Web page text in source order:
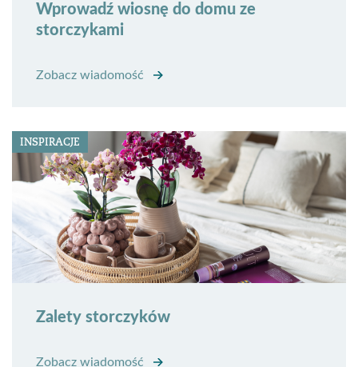
Wprowadź wiosnę do domu ze
storczykami
Zobacz wiadomość
INSPIRACJE
Zalety storczyków
Zobacz wiadomość